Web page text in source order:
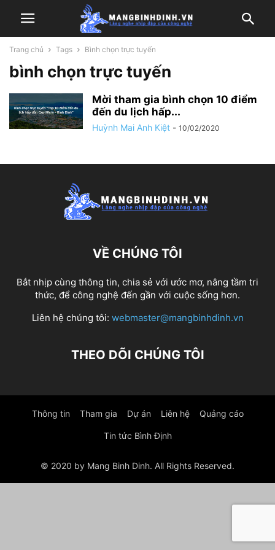
Trang chủ Tags Bình chọn trực tuyến
bình chọn trực tuyến
Mời tham gia bình chọn 10 điểm
đến du lịch hấp...
Huỳnh Mai Anh Kiệt - 10/02/2020
VỀ CHÚNG TÔI
Bắt nhịp cùng thông tin, chia sẻ với ước mơ, nâng tầm tri
thức, để công nghệ đến gần với cuộc sống hơn.
Liên hệ chúng tôi: webmaster@mangbinhdinh.vn
THEO DÕI CHÚNG TÔI
Thông tin Tham gia Dự án Liên hệ Quảng cáo
Tin tức Bình Định
© 2020 by Mang Binh Dinh. All Rights Reserved.